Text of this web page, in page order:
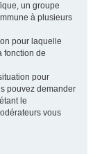
un groupe
à plusieurs
pour laquelle
fonction de
pour
pouvez demander
le
vous